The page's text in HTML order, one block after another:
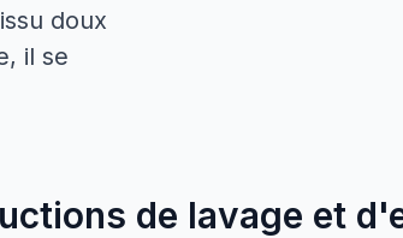
doux
il se
de lavage et